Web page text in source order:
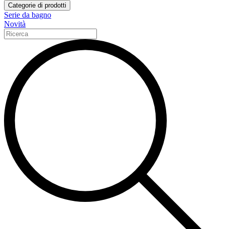
Categorie di prodotti
Serie da bagno
Novità